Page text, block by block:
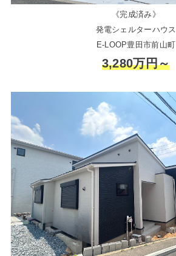
《完成済み》
発電シェルターハウス
E-LOOP豊田市前山町
3,280万円～